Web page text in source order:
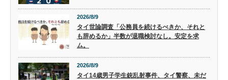
2026/8/9
タイ世論調査「公務員を続けるべきか、それと
も辞めるか」半数が退職検討なし。安定を求
ム。
2026/8/9
タイ14歳男子学生銃乱射事件、タイ警察、未だ